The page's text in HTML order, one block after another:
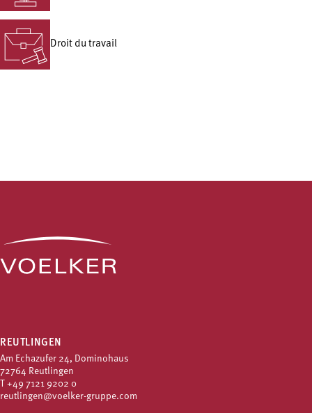
Droit du travail
REUTLINGEN
Am Echazufer 24, Dominohaus
72764 Reutlingen
+49 7121 9202 0
reutlingen@voelker-gruppe.com